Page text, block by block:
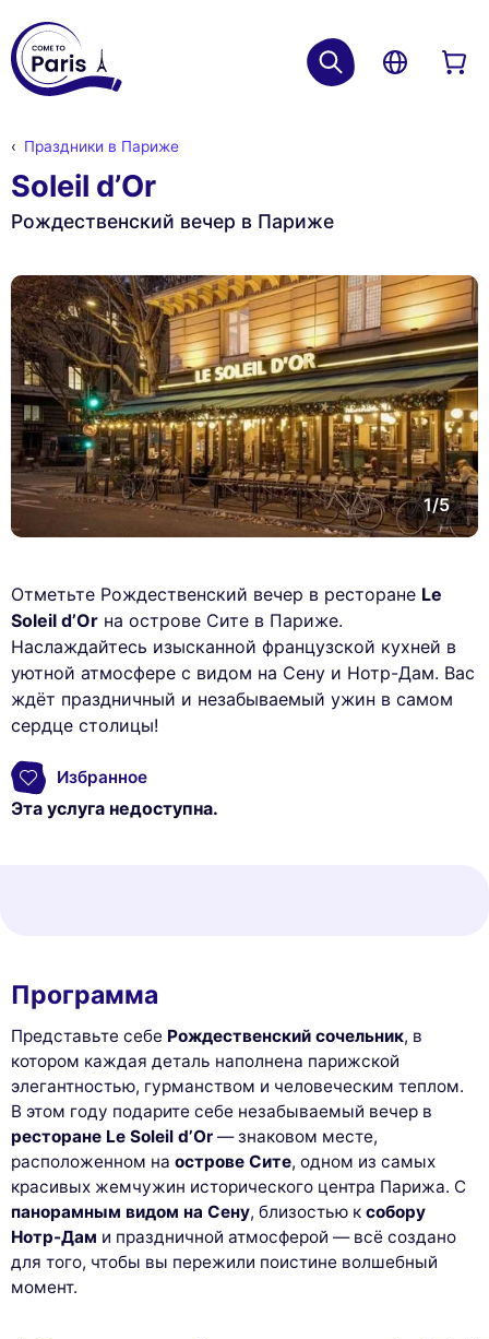
Праздники в Париже
Soleil d’Or
Рождественский вечер в Париже
1/5
Отметьте Рождественский вечер в ресторане Le
Soleil d’Or на острове Сите в Париже.
Наслаждайтесь изысканной французской кухней в
уютной атмосфере с видом на Сену и Нотр-Дам. Вас
ждёт праздничный и незабываемый ужин в самом
сердце столицы!
Избранное
Эта услуга недоступна.
Программа
Представьте себе Рождественский сочельник, в
котором каждая деталь наполнена парижской
элегантностью, гурманством и человеческим теплом.
В этом году подарите себе незабываемый вечер в
ресторане Le Soleil d’Or — знаковом месте,
расположенном на острове Сите, одном из самых
красивых жемчужин исторического центра Парижа. С
панорамным видом на Сену, близостью к собору
Нотр-Дам и праздничной атмосферой — всё создано
для того, чтобы вы пережили поистине волшебный
момент.